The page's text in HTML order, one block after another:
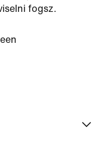
fogsz.